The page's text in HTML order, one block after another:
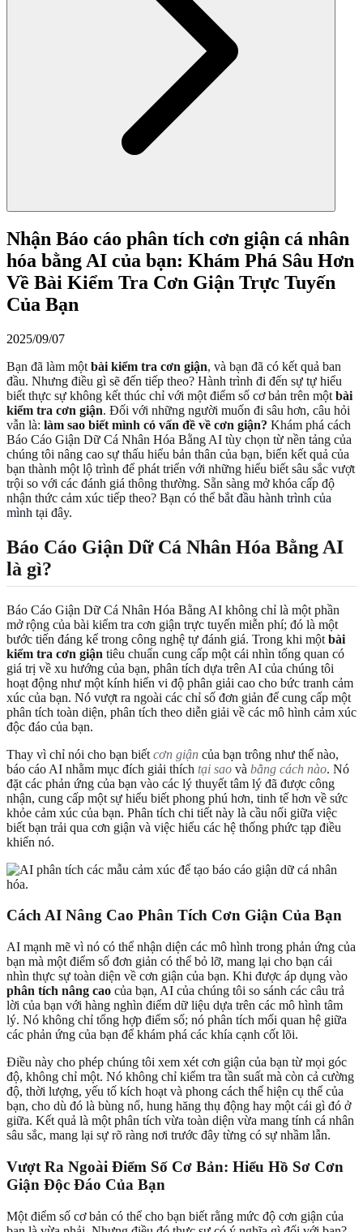
Nhận Báo cáo phân tích cơn giận cá nhân
hóa bằng AI của bạn: Khám Phá Sâu Hơn
Về Bài Kiểm Tra Cơn Giận Trực Tuyến
Của Bạn
2025/09/07
Bạn đã làm một bài kiểm tra cơn giận, và bạn đã có kết quả ban
đầu. Nhưng điều gì sẽ đến tiếp theo? Hành trình đi đến sự tự hiểu
biết thực sự không kết thúc chỉ với một điểm số cơ bản trên một bài
kiểm tra cơn giận. Đối với những người muốn đi sâu hơn, câu hỏi
vẫn là: làm sao biết mình có vấn đề về cơn giận? Khám phá cách
Báo Cáo Giận Dữ Cá Nhân Hóa Bằng AI tùy chọn từ nền tảng của
chúng tôi nâng cao sự thấu hiểu bản thân của bạn, biến kết quả của
bạn thành một lộ trình để phát triển với những hiểu biết sâu sắc vượt
trội so với các đánh giá thông thường. Sẵn sàng mở khóa cấp độ
nhận thức cảm xúc tiếp theo? Bạn có thể bắt đầu hành trình của
mình tại đây.
Báo Cáo Giận Dữ Cá Nhân Hóa Bằng AI
là gì?
Báo Cáo Giận Dữ Cá Nhân Hóa Bằng AI không chỉ là một phần
mở rộng của bài kiểm tra cơn giận trực tuyến miễn phí; đó là một
bước tiến đáng kể trong công nghệ tự đánh giá. Trong khi một bài
kiểm tra cơn giận tiêu chuẩn cung cấp một cái nhìn tổng quan có
giá trị về xu hướng của bạn, phân tích dựa trên AI của chúng tôi
hoạt động như một kính hiển vi độ phân giải cao cho bức tranh cảm
xúc của bạn. Nó vượt ra ngoài các chỉ số đơn giản để cung cấp một
phân tích toàn diện, phân tích theo diễn giải về các mô hình cảm xúc
độc đáo của bạn.
Thay vì chỉ nói cho bạn biết cơn giận của bạn trông như thế nào,
báo cáo AI nhằm mục đích giải thích tại sao và bằng cách nào. Nó
đặt các phản ứng của bạn vào các lý thuyết tâm lý đã được công
nhận, cung cấp một sự hiểu biết phong phú hơn, tinh tế hơn về sức
khỏe cảm xúc của bạn. Phân tích chi tiết này là cầu nối giữa việc
biết bạn trải qua cơn giận và việc hiểu các hệ thống phức tạp điều
khiển nó.
Cách AI Nâng Cao Phân Tích Cơn Giận Của Bạn
AI mạnh mẽ vì nó có thể nhận diện các mô hình trong phản ứng của
bạn mà một điểm số đơn giản có thể bỏ lỡ, mang lại cho bạn cái
nhìn thực sự toàn diện về cơn giận của bạn. Khi được áp dụng vào
phân tích nâng cao của bạn, AI của chúng tôi so sánh các câu trả
lời của bạn với hàng nghìn điểm dữ liệu dựa trên các mô hình tâm
lý. Nó không chỉ tổng hợp điểm số; nó phân tích mối quan hệ giữa
các phản ứng của bạn để khám phá các khía cạnh cốt lõi.
Điều này cho phép chúng tôi xem xét cơn giận của bạn từ mọi góc
độ, không chỉ một. Nó không chỉ kiểm tra tần suất mà còn cả cường
độ, thời lượng, yếu tố kích hoạt và phong cách thể hiện cụ thể của
bạn, cho dù đó là bùng nổ, hung hăng thụ động hay một cái gì đó ở
giữa. Kết quả là một phân tích vừa toàn diện vừa mang tính cá nhân
sâu sắc, mang lại sự rõ ràng nơi trước đây từng có sự nhầm lẫn.
Vượt Ra Ngoài Điểm Số Cơ Bản: Hiểu Hồ Sơ Cơn
Giận Độc Đáo Của Bạn
Một điểm số cơ bản có thể cho bạn biết rằng mức độ cơn giận của